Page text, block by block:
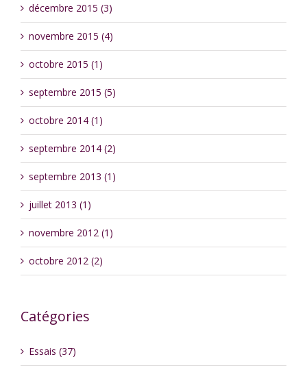
décembre 2015 (3)
novembre 2015 (4)
octobre 2015 (1)
septembre 2015 (5)
octobre 2014 (1)
septembre 2014 (2)
septembre 2013 (1)
juillet 2013 (1)
novembre 2012 (1)
octobre 2012 (2)
Catégories
Essais (37)